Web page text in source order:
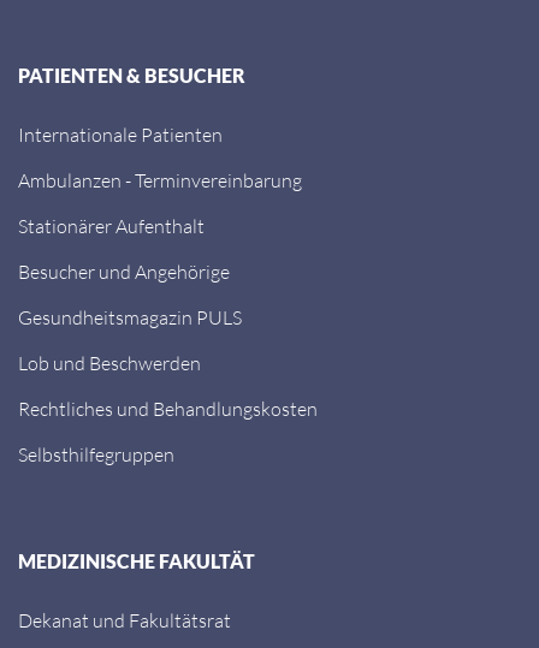
PATIENTEN & BESUCHER
Internationale Patienten
Ambulanzen - Terminvereinbarung
Stationärer Aufenthalt
Besucher und Angehörige
Gesundheitsmagazin PULS
Lob und Beschwerden
Rechtliches und Behandlungskosten
Selbsthilfegruppen
MEDIZINISCHE FAKULTÄT
Dekanat und Fakultätsrat